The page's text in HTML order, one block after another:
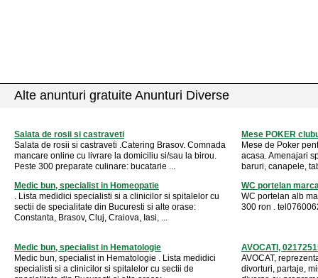
Alte anunturi gratuite Anunturi Diverse
Salata de rosii si castraveti
Salata de rosii si castraveti .Catering Brasov. Comnada
mancare online cu livrare la domiciliu si/sau la birou.
Peste 300 preparate culinare: bucatarie ...
Mese POKER
Mese de Poker
acasa. Amenajari
baruri, canapele,
Medic bun, specialist in Homeopatie
. Lista medidici specialisti si a clinicilor si spitalelor cu
sectii de specialitate din Bucuresti si alte orase:
Constanta, Brasov, Cluj, Craiova, Iasi, ...
WC portelan
WC portelan alb
300 ron .
Medic bun, specialist in Hematologie
Medic bun, specialist in Hematologie . Lista medidici
specialisti si a clinicilor si spitalelor cu sectii de
AVOCATI,
AVOCAT,
divorturi, partaje,